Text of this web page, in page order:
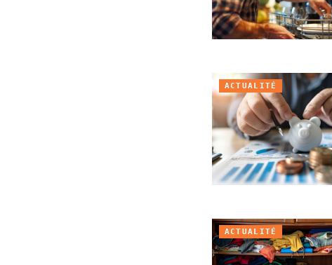
ACTUALITÉ
ACTUALITÉ